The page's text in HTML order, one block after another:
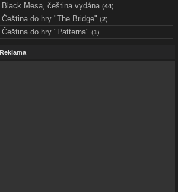
Black Mesa, čeština vydána (44)
Čeština do hry "The Bridge" (2)
Čeština do hry "Patterna" (1)
Reklama